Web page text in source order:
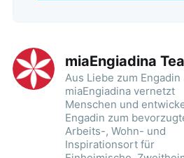
miaEngiadina
Aus Liebe zum Engadin
miaEngiadina vernetzt
Menschen und
Engadin zum
Arbeits-, Wohn- und
Inspirationsort für